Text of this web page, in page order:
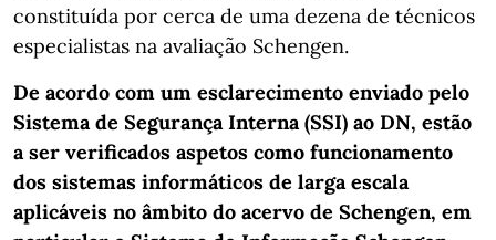
constituída por cerca de uma dezena de técnicos
especialistas na avaliação Schengen.
De acordo com um esclarecimento enviado pelo
Sistema de Segurança Interna (SSI) ao DN, estão
a ser verificados aspetos como funcionamento
dos sistemas informáticos de larga escala
aplicáveis no âmbito do acervo de Schengen, em